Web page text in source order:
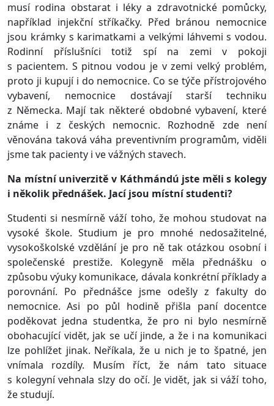
musí rodina obstarat i léky a zdravotnické pomůcky,
například injekční stříkačky. Před bránou nemocnice
jsou krámky s karimatkami a velkými láhvemi s vodou.
Rodinní příslušníci totiž spí na zemi v pokoji
s pacientem. S pitnou vodou je v zemi velký problém,
proto ji kupují i do nemocnice. Co se týče přístrojového
vybavení, nemocnice dostávají starší techniku
z Německa. Mají tak některé obdobné vybavení, které
známe i z českých nemocnic. Rozhodně zde není
věnována taková váha preventivním programům, viděli
jsme tak pacienty i ve vážných stavech.
Na místní univerzitě v Káthmándú jste měli s kolegy
i několik přednášek. Jací jsou místní studenti?
Studenti si nesmírně váží toho, že mohou studovat na
vysoké škole. Studium je pro mnohé nedosažitelné,
vysokoškolské vzdělání je pro ně tak otázkou osobní i
společenské prestiže. Kolegyně měla přednášku o
způsobu výuky komunikace, dávala konkrétní příklady a
porovnání. Po přednášce jsme odešly z fakulty do
nemocnice. Asi po půl hodině přišla paní docentce
poděkovat jedna studentka, že pro ni bylo nesmírně
obohacující vidět, jak se učí jinde, a že i na komunikaci
lze pohlížet jinak. Neříkala, že u nich je to špatné, jen
vnímala rozdíly. Musím říct, že nám tato situace
s kolegyní vehnala slzy do očí. Je vidět, jak si váží toho,
že studují.